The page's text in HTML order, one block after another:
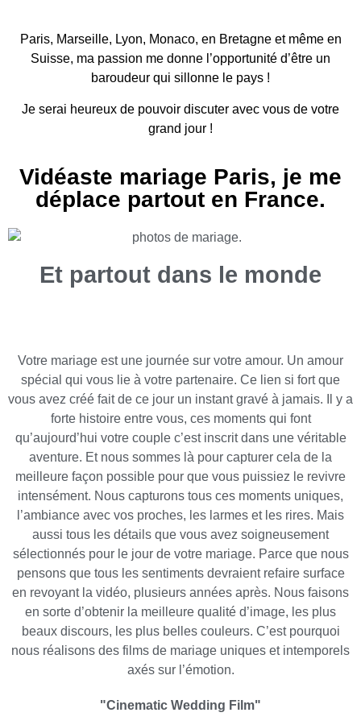
Paris, Marseille, Lyon, Monaco, en Bretagne et même en
Suisse, ma passion me donne l’opportunité d’être un
baroudeur qui sillonne le pays !
Je serai heureux de pouvoir discuter avec vous de votre
grand jour !
Vidéaste mariage Paris, je me
déplace partout en France.
Et partout dans le monde
Votre mariage est une journée sur votre amour. Un amour
spécial qui vous lie à votre partenaire. Ce lien si fort que
vous avez créé fait de ce jour un instant gravé à jamais. Il y a
forte histoire entre vous, ces moments qui font
qu’aujourd’hui votre couple c’est inscrit dans une véritable
aventure. Et nous sommes là pour capturer cela de la
meilleure façon possible pour que vous puissiez le revivre
intensément. Nous capturons tous ces moments uniques,
l’ambiance avec vos proches, les larmes et les rires. Mais
aussi tous les détails que vous avez soigneusement
sélectionnés pour le jour de votre mariage. Parce que nous
pensons que tous les sentiments devraient refaire surface
en revoyant la vidéo, plusieurs années après. Nous faisons
en sorte d’obtenir la meilleure qualité d’image, les plus
beaux discours, les plus belles couleurs. C’est pourquoi
nous réalisons des films de mariage uniques et intemporels
axés sur l’émotion.
"Cinematic Wedding Film"